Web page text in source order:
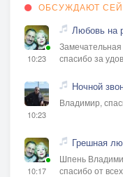
ОБСУЖДАЮТ
10:23
Любовь на
спасибо за
10:23
Ночной
Владимир,
10:17
Грешная
Шпень
спасибо от